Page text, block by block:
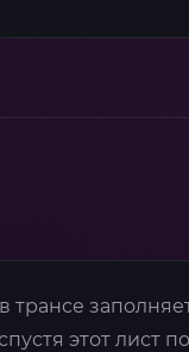
в трансе
этот лист